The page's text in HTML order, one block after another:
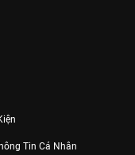
Tin Cá Nhân